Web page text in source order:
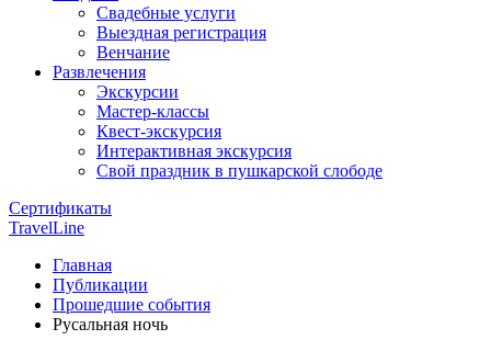
Свадебные услуги
Выездная регистрация
Венчание
Развлечения
Экскурсии
Мастер-классы
Квест-экскурсия
Интерактивная экскурсия
Свой праздник в пушкарской слободе
Сертификаты
TravelLine
Главная
Публикации
Прошедшие события
Русальная ночь